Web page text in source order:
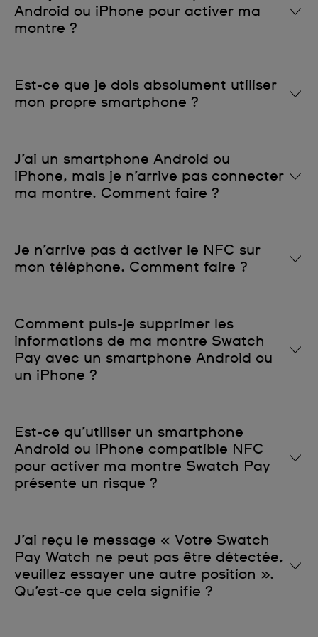
Android ou iPhone pour activer ma
montre ?
votre smartphone est compatible NFC.
Est-ce que je dois absolument utiliser
mon propre smartphone ?
du processus d’activation de votre montre Swatch
Pay pour préserver la confidentialité de vos
informations.
J’ai un smartphone Android ou
iPhone, mais je n’arrive pas connecter
ma montre. Comment faire ?
Vérifiez la compatibilité de votre smartphone et
assurez-vous que le NFC est bien activé dans les
Je n’arrive pas à activer le NFC sur
mon téléphone. Comment faire ?
pouvez toujours vous rendre dans nos boutiques et
nous serons ravis de vous aider à activer votre
Swatch Pay. Si votre smartphone est compatible,
n’hésitez pas à regarder la vidéo de présentation sur
Comment puis-je supprimer les
informations de ma montre Swatch
Pay avec un smartphone Android ou
un iPhone ?
informations de votre carte de paiement associées à
votre montre Swatch Pay.
Pour cela, connectez-vous à l’application Swatch
Pay et appuyez sur l’image de la carte de paiement
Sélectionnez l’icône « Poubelle » à côté de l'icône
« Supprimer carte virtuelle ».
Toutes les données associées à la carte virtuelle
seront supprimées.
Est-ce qu’utiliser un smartphone
Android ou iPhone compatible NFC
pour activer ma montre Swatch Pay
présente un risque ?
sécurisée par Mastercard et Visa.
J’ai reçu le message « Votre Swatch
Pay Watch ne peut pas être détectée,
veuillez essayer une autre position ».
Qu’est-ce que cela signifie ?